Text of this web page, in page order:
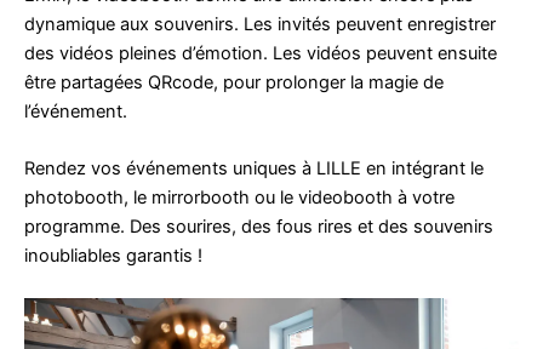
dynamique aux souvenirs. Les invités peuvent enregistrer
des vidéos pleines d’émotion. Les vidéos peuvent ensuite
être partagées QRcode, pour prolonger la magie de
l’événement.
Rendez vos événements uniques à LILLE en intégrant le
photobooth, le mirrorbooth ou le videobooth à votre
programme. Des sourires, des fous rires et des souvenirs
inoubliables garantis !